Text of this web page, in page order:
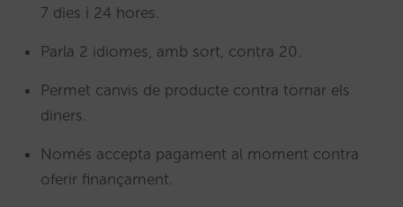
7 dies i 24 hores.
Parla 2 idiomes, amb sort, contra 20.
Permet canvis de producte contra tornar els
diners.
Només accepta pagament al moment contra
oferir finançament.